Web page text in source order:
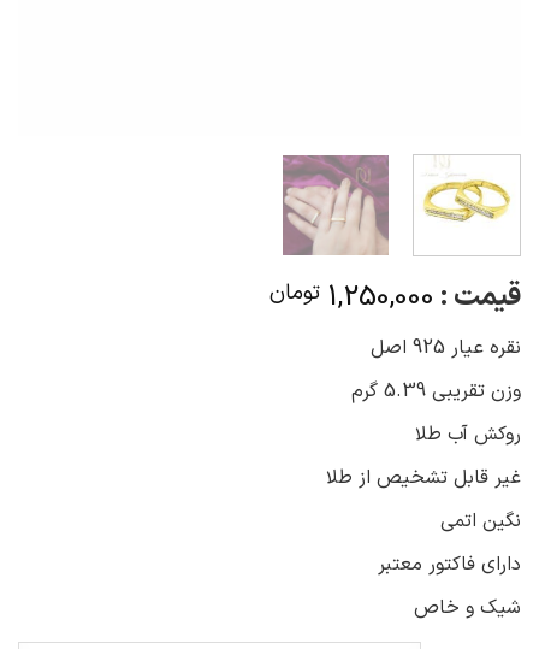
قیمت : 1,250,000 تومان
نقره عیار 925 اصل
وزن تقریبی 5.39 گرم
روکش آب طلا
غیر قابل تشخیص از طلا
نگین اتمی
دارای فاکتور معتبر
شیک و خاص